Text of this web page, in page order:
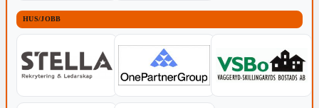
HUS/JOBB